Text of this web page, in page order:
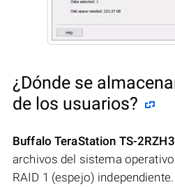
¿Dónde se
de los usuarios?
Buffalo TeraStation TS-
archivos del sistema
RAID 1 (espejo)